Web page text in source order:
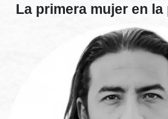
La primera mujer en